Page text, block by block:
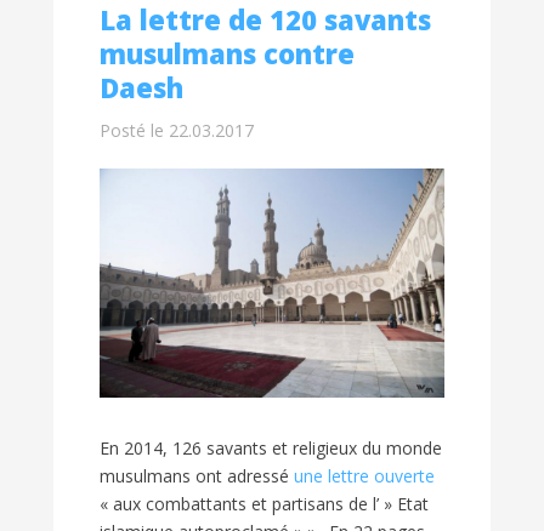
La lettre de 120 savants
musulmans contre
Daesh
Posté le 22.03.2017
En 2014, 126 savants et religieux du monde
musulmans ont adressé une lettre ouverte
« aux combattants et partisans de l’ » Etat